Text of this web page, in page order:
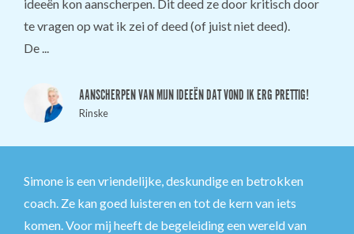
ideeën kon aanscherpen. Dit deed ze door kritisch door
te vragen op wat ik zei of deed (of juist niet deed).
De ...
AANSCHERPEN VAN MIJN IDEEËN DAT VOND IK ERG PRETTIG!
Rinske
Simone is een vriendelijke, deskundige en betrokken
coach. Ze kan goed luisteren en tot de kern van iets
komen. Voor mij heeft de begeleiding een wereld van